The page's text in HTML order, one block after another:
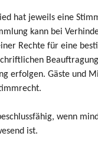
hat jeweils eine
kann bei
Rechte für eine
erfolgen. Gäste und
wenn
ist.